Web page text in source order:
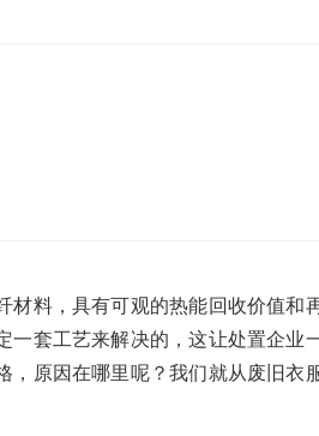
筑垃圾处理项目
料，具有可观的热能回收价值和
一套工艺来解决的，这让处置企业
，原因在哪里呢？我们就从废旧衣